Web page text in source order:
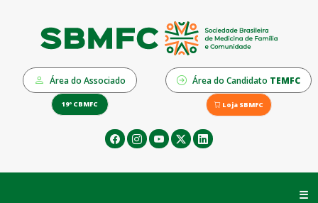
Área do Associado Área do Candidato TEMFC
19º CBMFC Loja SBMFC
☰